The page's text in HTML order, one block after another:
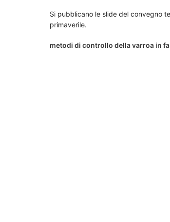
Si pubblicano le slide del convegno
primaverile.
metodi di controllo della varroa in